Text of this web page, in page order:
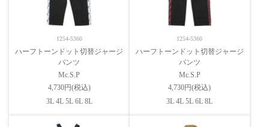
1254-5360
ハーフトーンドット切替ジャージ
パンツ
Mc.S.P
4,730円(税込)
3L 4L 5L 6L 8L
1254-5360
ハーフトーンドット切替ジャージ
パンツ
Mc.S.P
4,730円(税込)
3L 4L 5L 6L 8L